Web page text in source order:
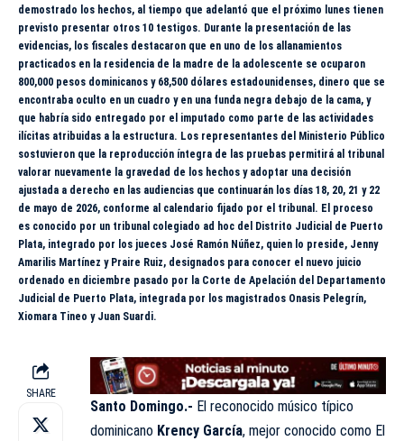
demostrado los hechos, al tiempo que adelantó que el próximo lunes tienen
previsto presentar otros 10 testigos. Durante la presentación de las
evidencias, los fiscales destacaron que en uno de los allanamientos
practicados en la residencia de la madre de la adolescente se ocuparon
800,000 pesos dominicanos y 68,500 dólares estadounidenses, dinero que se
encontraba oculto en un cuadro y en una funda negra debajo de la cama, y
que habría sido entregado por el imputado como parte de las actividades
ilícitas atribuidas a la estructura. Los representantes del Ministerio Público
sostuvieron que la reproducción íntegra de las pruebas permitirá al tribunal
valorar nuevamente la gravedad de los hechos y adoptar una decisión
ajustada a derecho en las audiencias que continuarán los días 18, 20, 21 y 22
de mayo de 2026, conforme al calendario fijado por el tribunal. El proceso
es conocido por un tribunal colegiado ad hoc del Distrito Judicial de Puerto
Plata, integrado por los jueces José Ramón Núñez, quien lo preside, Jenny
Amarilis Martínez y Praire Ruiz, designados para conocer el nuevo juicio
ordenado en diciembre pasado por la Corte de Apelación del Departamento
Judicial de Puerto Plata, integrada por los magistrados Onasis Pelegrín,
Xiomara Tineo y Juan Suardi.
SHARE
Santo Domingo.- El reconocido músico típico
dominicano Krency García, mejor conocido como El